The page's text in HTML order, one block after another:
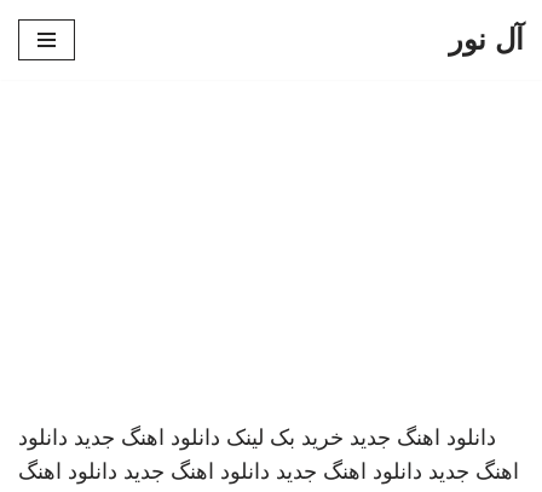
آل نور
دانلود اهنگ جدید خرید بک لینک دانلود اهنگ جدید دانلود
اهنگ جدید دانلود اهنگ جدید دانلود اهنگ جدید دانلود اهنگ